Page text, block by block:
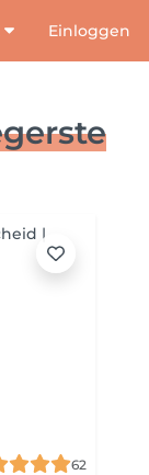
Einloggen
62